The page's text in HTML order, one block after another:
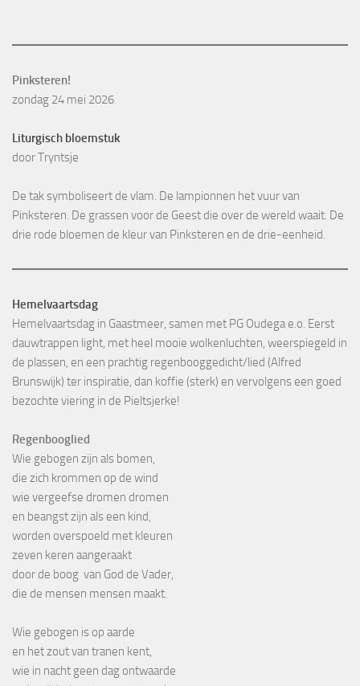
Pinksteren!
zondag 24 mei 2026
Liturgisch bloemstuk
door Tryntsje
De tak symboliseert de vlam. De lampionnen het vuur van
Pinksteren. De grassen voor de Geest die over de wereld waait. De
drie rode bloemen de kleur van Pinksteren en de drie-eenheid.
Hemelvaartsdag
Hemelvaartsdag in Gaastmeer, samen met PG Oudega e.o. Eerst
dauwtrappen light, met heel mooie wolkenluchten, weerspiegeld in
de plassen, en een prachtig regenbooggedicht/lied (Alfred
Brunswijk) ter inspiratie, dan koffie (sterk) en vervolgens een goed
bezochte viering in de Pieltsjerke!
Regenbooglied
Wie gebogen zijn als bomen,
die zich krommen op de wind
wie vergeefse dromen dromen
en beangst zijn als een kind,
worden overspoeld met kleuren
zeven keren aangeraakt
door de boog van God de Vader,
die de mensen mensen maakt.
Wie gebogen is op aarde
en het zout van tranen kent,
wie in nacht geen dag ontwaarde